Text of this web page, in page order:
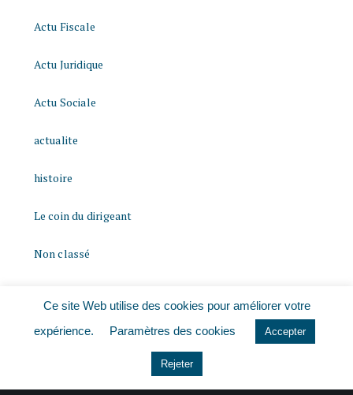
Actu Fiscale
Actu Juridique
Actu Sociale
actualite
histoire
Le coin du dirigeant
Non classé
Ce site Web utilise des cookies pour améliorer votre
expérience.
Paramètres des cookies Accepter
Rejeter